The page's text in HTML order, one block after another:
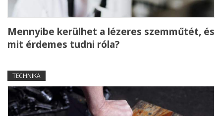
Mennyibe kerülhet a lézeres szemműtét, és
mit érdemes tudni róla?
TECHNIKA